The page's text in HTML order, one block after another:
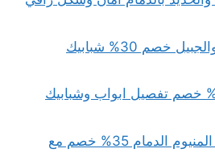
فني المنيوم القطيف والجبيل خصم 30% شبابيك
المنيوم الخبر 35% خصم تفصيل ابواب وشبابيك
تفصيل وتركيب ابواب المنيوم الدمام 35% خصم مع